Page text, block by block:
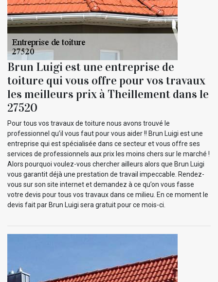
Brun Luigi est une entreprise de
toiture qui vous offre pour vos travaux
les meilleurs prix à Theillement dans le
27520
Pour tous vos travaux de toiture nous avons trouvé le
professionnel qu’il vous faut pour vous aider !! Brun Luigi est une
entreprise qui est spécialisée dans ce secteur et vous offre ses
services de professionnels aux prix les moins chers sur le marché !
Alors pourquoi voulez-vous chercher ailleurs alors que Brun Luigi
vous garantit déjà une prestation de travail impeccable. Rendez-
vous sur son site internet et demandez à ce qu’on vous fasse
votre devis pour tous vos travaux dans ce milieu. En ce moment le
devis fait par Brun Luigi sera gratuit pour ce mois-ci.